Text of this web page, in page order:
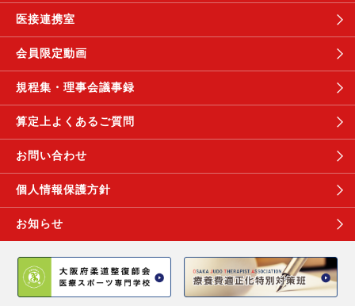
医接連携室
会員限定動画
規程集・理事会議事録
算定上よくあるご質問
お問い合わせ
個人情報保護方針
お知らせ